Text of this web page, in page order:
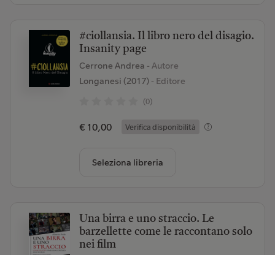
#ciollansia. Il libro nero del disagio.
Insanity page
Cerrone Andrea - Autore
Longanesi (2017)- Editore
(0)
€ 10,00 Verifica disponibilità
Seleziona libreria
Una birra e uno straccio. Le
barzellette come le raccontano solo
nei film